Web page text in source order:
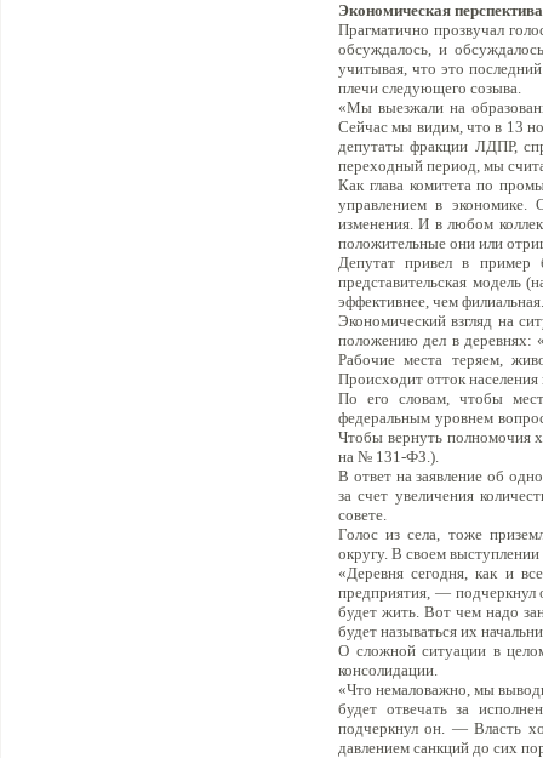
Экономическая
Прагматично прозвучал
обсуждалось, и
учитывая, что это
плечи следующего созыва.
«Мы выезжали на
Сейчас мы видим, что в 13
депутаты фракции ЛДПР,
переходный период, мы
Как глава комитета по
управлением в
изменения. И в любом
положительные они или
Депутат привел в пример
представительская модель
эффективнее, чем филиальная.
Экономический взгляд на
положению дел в деревнях:
Рабочие места теряем,
Происходит отток
По его словам, чтобы
федеральным уровнем
Чтобы вернуть полномочия
на № 131-ФЗ.).
В ответ на заявление об
за счет увеличения
совете.
Голос из села, тоже
округу. В своем выступлении
«Деревня сегодня, как и
предприятия, — подчеркнул
будет жить. Вот чем надо
будет называться их
О сложной ситуации в
консолидации.
«Что немаловажно, мы
будет отвечать за
подчеркнул он. — Власть
давлением санкций до сих